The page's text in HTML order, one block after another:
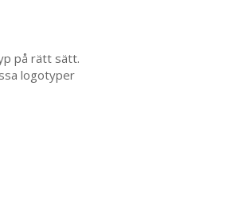
på rätt sätt.
logotyper